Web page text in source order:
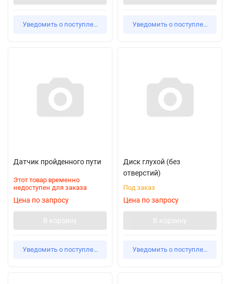
Уведомить о поступлении Уведомить о поступлении
Датчик пройденного пути
Этот товар временно
недоступен для заказа
Цена по запросу
В корзину
Уведомить о поступлении
Диск глухой (без
отверстий)
Под заказ
Цена по запросу
В корзину
Уведомить о поступлении